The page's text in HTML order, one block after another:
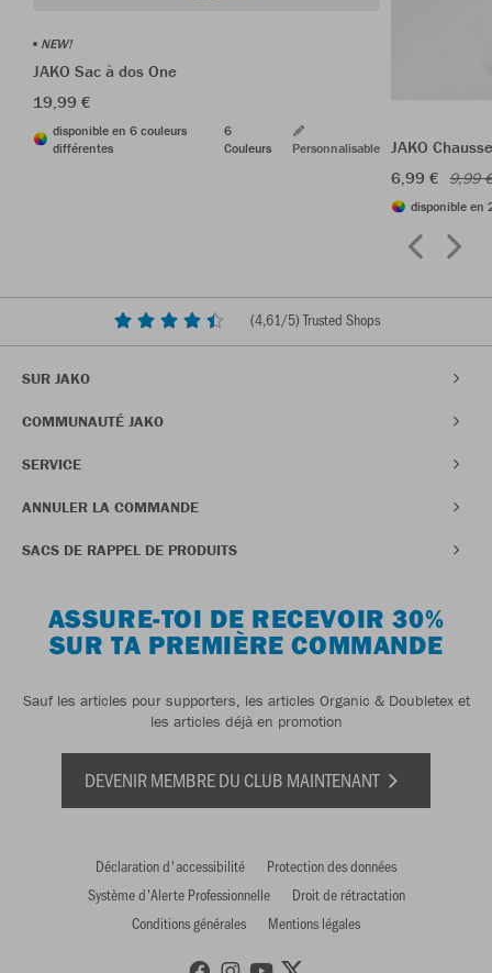
NEW!
JAKO Sac à dos One
19,99 €
disponible en 6 couleurs
différentes
6
Couleurs
Personnalisable
JAKO
6,99 € 9,99
disponible en
(4,61/5) Trusted Shops
SUR JAKO
COMMUNAUTÉ JAKO
SERVICE
ANNULER LA COMMANDE
SACS DE RAPPEL DE PRODUITS
ASSURE-TOI DE RECEVOIR 30%
SUR TA PREMIÈRE COMMANDE
Sauf les articles pour supporters, les articles Organic & Doubletex et
les articles déjà en promotion
DEVENIR MEMBRE DU CLUB MAINTENANT
Déclaration d'accessibilité
Protection des données
Système d'Alerte Professionnelle
Droit de rétractation
Conditions générales
Mentions légales